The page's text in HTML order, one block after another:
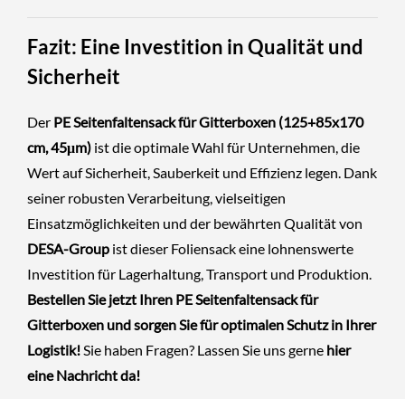
Fazit: Eine Investition in Qualität und
Sicherheit
Der PE Seitenfaltensack für Gitterboxen (125+85x170
cm, 45μm) ist die optimale Wahl für Unternehmen, die
Wert auf Sicherheit, Sauberkeit und Effizienz legen. Dank
seiner robusten Verarbeitung, vielseitigen
Einsatzmöglichkeiten und der bewährten Qualität von
DESA-Group ist dieser Foliensack eine lohnenswerte
Investition für Lagerhaltung, Transport und Produktion.
Bestellen Sie jetzt Ihren PE Seitenfaltensack für
Gitterboxen und sorgen Sie für optimalen Schutz in Ihrer
Logistik!Sie haben Fragen? Lassen Sie uns gerne hier
eine Nachricht da!